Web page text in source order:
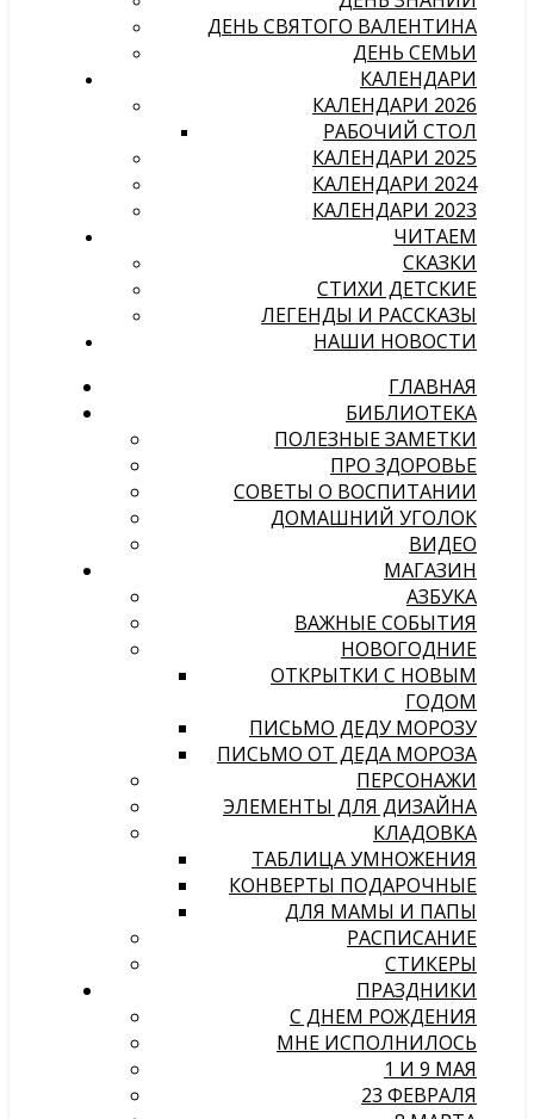
ДЕНЬ СВЯТОГО ВАЛЕНТИНА
ДЕНЬ СЕМЬИ
КАЛЕНДАРИ
КАЛЕНДАРИ 2026
РАБОЧИЙ СТОЛ
КАЛЕНДАРИ 2025
КАЛЕНДАРИ 2024
КАЛЕНДАРИ 2023
ЧИТАЕМ
СКАЗКИ
СТИХИ ДЕТСКИЕ
ЛЕГЕНДЫ И РАССКАЗЫ
НАШИ НОВОСТИ
ГЛАВНАЯ
БИБЛИОТЕКА
ПОЛЕЗНЫЕ ЗАМЕТКИ
ПРО ЗДОРОВЬЕ
СОВЕТЫ О ВОСПИТАНИИ
ДОМАШНИЙ УГОЛОК
ВИДЕО
МАГАЗИН
АЗБУКА
ВАЖНЫЕ СОБЫТИЯ
НОВОГОДНИЕ
ОТКРЫТКИ С НОВЫМ
ГОДОМ
ПИСЬМО ДЕДУ МОРОЗУ
ПИСЬМО ОТ ДЕДА МОРОЗА
ПЕРСОНАЖИ
ЭЛЕМЕНТЫ ДЛЯ ДИЗАЙНА
КЛАДОВКА
ТАБЛИЦА УМНОЖЕНИЯ
КОНВЕРТЫ ПОДАРОЧНЫЕ
ДЛЯ МАМЫ И ПАПЫ
РАСПИСАНИЕ
СТИКЕРЫ
ПРАЗДНИКИ
С ДНЕМ РОЖДЕНИЯ
МНЕ ИСПОЛНИЛОСЬ
1 И 9 МАЯ
23 ФЕВРАЛЯ